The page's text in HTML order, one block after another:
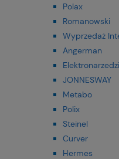
Polax
Romanowski
Wyprzedaż
Angerman
JONNESWAY
Metabo
Polix
Steinel
Curver
Hermes